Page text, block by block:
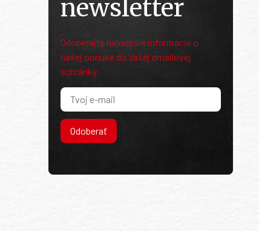
newsletter
Odoberajte najnovšie informácie o
našej ponuke do Vašej emailovej
schránky.
Odoberať